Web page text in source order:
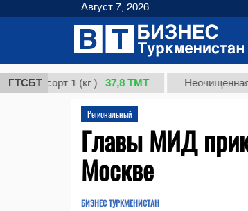
ГТСБТ
сорт 1 (кг.) 37,8 ТМТ Неочищенная
Региональный
Главы МИД
Москве
БИЗНЕС ТУРКМЕНИСТАН
Август 7, 2026